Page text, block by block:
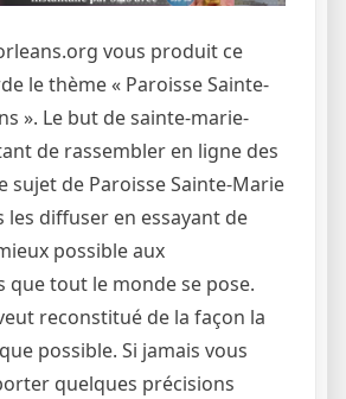
vous produit ce
le thème « Paroisse Sainte-
». Le but de sainte-marie-
de rassembler en ligne des
sujet de Paroisse Sainte-Marie
les diffuser en essayant de
possible aux
tout le monde se pose.
reconstitué de la façon la
possible. Si jamais vous
quelques précisions